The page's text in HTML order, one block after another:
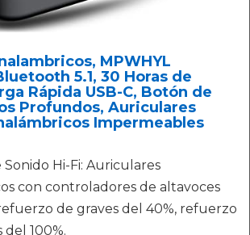
MPWHYL
5.1, 30 Horas de
Rápida USB-C, Botón de
Profundos, Auriculares
Impermeables
Sonido Hi-Fi: Auriculares
con controladores de altavoces
de graves del 40%, refuerzo
100%.